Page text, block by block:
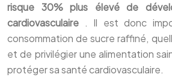
risque 30% plus élevé de
cardiovasculaire . Il est donc
consommation de sucre raffiné,
et de privilégier une alimentation
protéger sa santé cardiovasculaire.